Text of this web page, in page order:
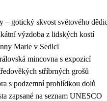
– gotický skvost světového
výzdoba z lidských kostí
Marie v Sedlci
mincovna s expozicí
stříbrných grošů
s podzemní prohlídkou dolů
zapsané na seznam UNESCO